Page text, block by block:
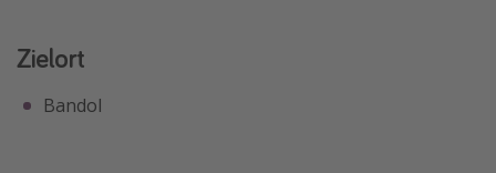
Zielort
Bandol